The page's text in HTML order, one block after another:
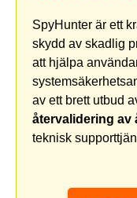
SpyHunter är ett
skydd av skadlig
att hjälpa
av ett brett utbud
återvalidering av
teknisk